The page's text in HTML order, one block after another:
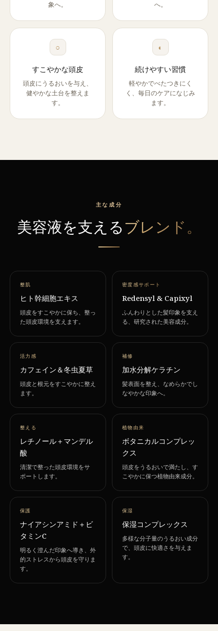
象へ。
へ。
○
すこやかな頭皮
頭皮にうるおいを与え、
健やかな土台を整えま
す。
◐
続けやすい習慣
軽やかでべたつきにく
く、毎日のケアになじみ
ます。
主な成分
美容液を支えるブレンド。
整肌
ヒト幹細胞エキス
頭皮をすこやかに保ち、整っ
た頭皮環境を支えます。
密度感サポート
Redensyl & Capixyl
ふんわりとした髪印象を支え
る、研究された美容成分。
活力感
カフェイン＆冬虫夏草
頭皮と根元をすこやかに整え
ます。
補修
加水分解ケラチン
髪表面を整え、なめらかでし
なやかな印象へ。
整える
レチノール＋マンデル
酸
清潔で整った頭皮環境をサ
ポートします。
植物由来
ボタニカルコンプレッ
クス
頭皮をうるおいで満たし、す
こやかに保つ植物由来成分。
保護
ナイアシンアミド＋ビ
タミンC
明るく澄んだ印象へ導き、外
的ストレスから頭皮を守りま
す。
保湿
保湿コンプレックス
多様な分子量のうるおい成分
で、頭皮に快適さを与えま
す。